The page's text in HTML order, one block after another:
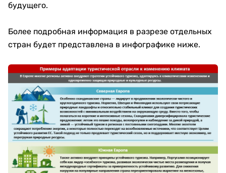
будущего.
Более подробная информация в разрезе отдельных
стран будет представлена в инфографике ниже.